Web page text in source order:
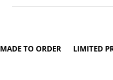
ORDER LIMITED